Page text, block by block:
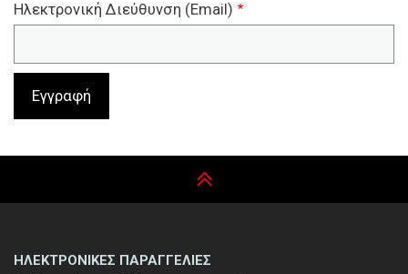
Ηλεκτρονική Διεύθυνση (Email)
ΗΛΕΚΤΡΟΝΙΚΕΣ ΠΑΡΑΓΓΕΛΙΕΣ